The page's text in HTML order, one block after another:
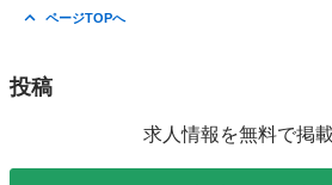
ページTOPへ
投稿
求人情報を無料で掲